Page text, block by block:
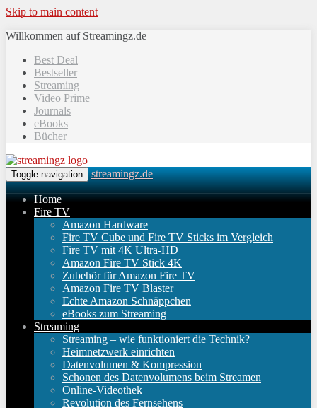
Skip to main content
Willkommen auf Streamingz.de
Best Deal
Bestseller
Streaming
Video Prime
Journals
eBooks
Bücher
Toggle navigation streamingz.de
Home
Fire TV
Amazon Hardware
Fire TV Cube und Fire TV Sticks im Vergleich
Fire TV mit 4K Ultra-HD
Amazon Fire TV Stick 4K
Zubehör für Amazon Fire TV
Amazon Fire TV Blaster
Echte Amazon Schnäppchen
eBooks zum Streaming
Streaming
Streaming – wie funktioniert die Technik?
Heimnetzwerk einrichten
Datenvolumen & Kompression
Schonen des Datenvolumens beim Streamen
Online-Videothek
Revolution des Fernsehens